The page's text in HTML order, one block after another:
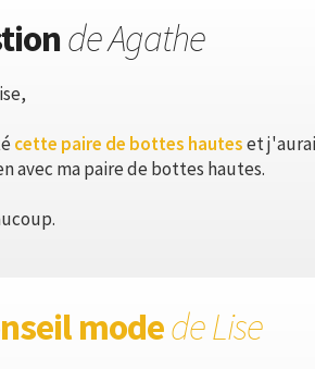
de Agathe
cette paire de bottes hauteset
avec ma paire de bottes hautes.
modede Lise